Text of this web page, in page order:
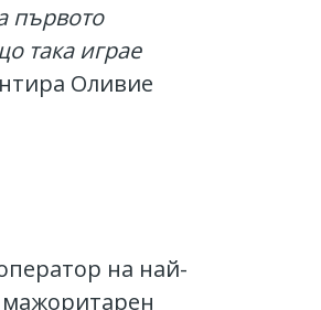
първото
така играе
Оливие
на най-
мажоритарен